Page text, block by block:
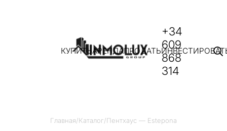
КУПИТЬАРЕНДАПРОДАТЬ
+34
609
868
314
Главная/Каталог/Пентхаус — Estepona